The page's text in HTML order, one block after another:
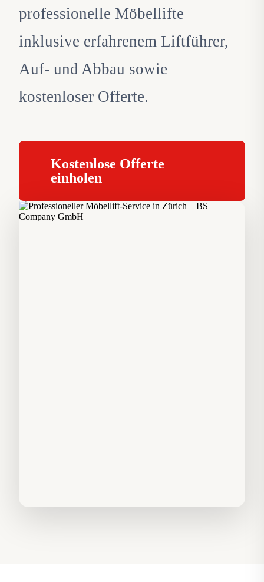
professionelle Möbellifte
inklusive erfahrenem Liftführer,
Auf- und Abbau sowie
kostenloser Offerte.
Kostenlose Offerte
einholen